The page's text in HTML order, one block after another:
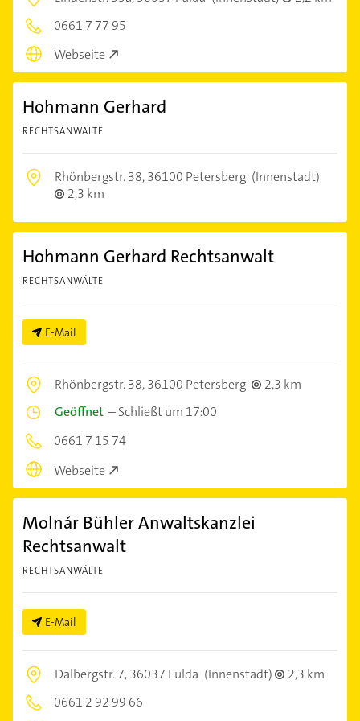
0661 7 77 95
Webseite
Hohmann Gerhard
RECHTSANWÄLTE
Rhönbergstr. 38,36100 Petersberg (Innenstadt)
2,3 km
Hohmann Gerhard Rechtsanwalt
RECHTSANWÄLTE
E-Mail
Rhönbergstr. 38,36100 Petersberg
2,3 km
Geöffnet –Schließt um 17:00
0661 7 15 74
Webseite
Molnár Bühler Anwaltskanzlei
Rechtsanwalt
RECHTSANWÄLTE
E-Mail
Dalbergstr. 7,36037 Fulda (Innenstadt)
2,3 km
0661 2 92 99 66